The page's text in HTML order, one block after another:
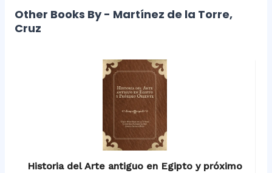
Other Books By - Martínez de la Torre,
Cruz
Historia del Arte antiguo en Egipto y próximo